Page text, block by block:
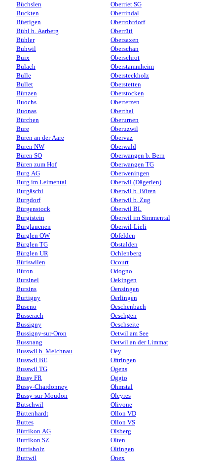
Büchslen
Buckten
Büetigen
Bühl b. Aarberg
Bühler
Buhwil
Buix
Bülach
Bulle
Bullet
Bünzen
Buochs
Buonas
Bürchen
Bure
Büren an der Aare
Büren NW
Büren SO
Büren zum Hof
Burg AG
Burg im Leimental
Burgäschi
Burgdorf
Bürgenstock
Burgistein
Burglauenen
Bürglen OW
Bürglen TG
Bürglen UR
Büriswilen
Büron
Bursinel
Bursins
Burtigny
Buseno
Büsserach
Bussigny
Bussigny-sur-Oron
Bussnang
Busswil b. Melchnau
Busswil BE
Busswil TG
Bussy FR
Bussy-Chardonney
Bussy-sur-Moudon
Bütschwil
Büttenhardt
Buttes
Büttikon AG
Buttikon SZ
Buttisholz
Buttwil
Oberriet SG
Oberrindal
Oberrohrdorf
Oberrüti
Obersaxen
Oberschan
Oberschrot
Oberstammheim
Obersteckholz
Oberstetten
Oberstocken
Oberterzen
Oberthal
Oberurnen
Oberuzwil
Obervaz
Oberwald
Oberwangen b. Bern
Oberwangen TG
Oberweningen
Oberwil (Dägerlen)
Oberwil b. Büren
Oberwil b. Zug
Oberwil BL
Oberwil im Simmental
Oberwil-Lieli
Obfelden
Obstalden
Ochlenberg
Ocourt
Odogno
Oekingen
Oensingen
Oerlingen
Oeschenbach
Oeschgen
Oeschseite
Oetwil am See
Oetwil an der Limmat
Oey
Oftringen
Ogens
Oggio
Ohmstal
Oleyres
Olivone
Ollon VD
Ollon VS
Olsberg
Olten
Oltingen
Onex